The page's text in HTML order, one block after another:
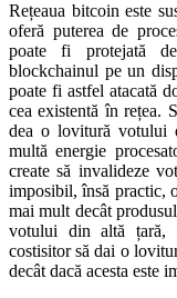
Rețeaua bitcoin este
oferă puterea de
poate fi protejată de
blockchainul pe un
poate fi astfel atacată
cea existentă în rețea.
dea o lovitură votului
multă energie
create să invalideze
imposibil, însă practic,
mai mult decât
votului din altă țară,
costisitor să dai o
decât dacă acesta este